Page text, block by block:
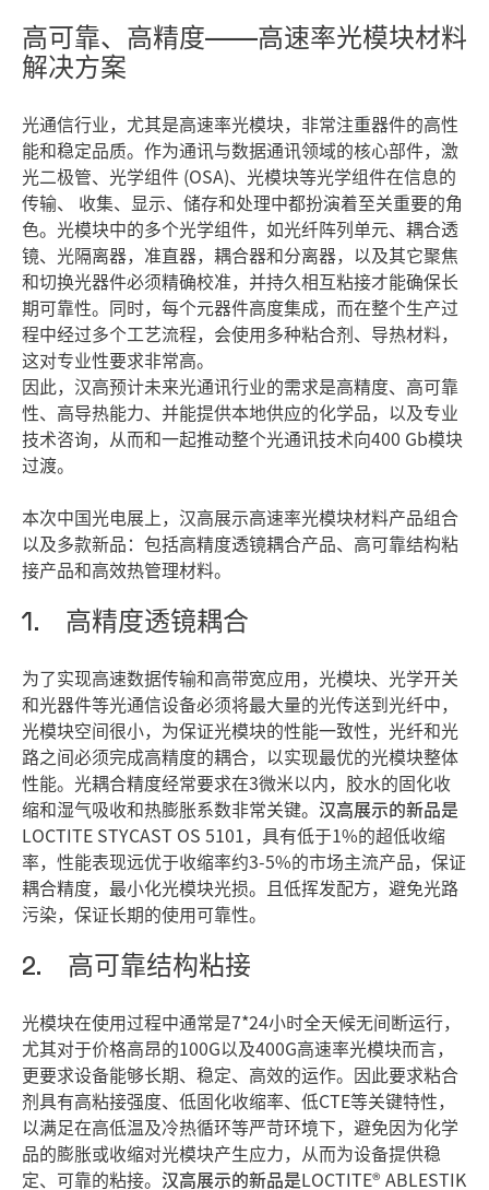
高可靠、高精度——高速率光模块材料
解决方案
光通信行业，尤其是高速率光模块，非常注重器件的高性
能和稳定品质。作为通讯与数据通讯领域的核心部件，激
光二极管、光学组件 (OSA)、光模块等光学组件在信息的
传输、 收集、显示、储存和处理中都扮演着至关重要的角
色。光模块中的多个光学组件，如光纤阵列单元、耦合透
镜、光隔离器，准直器，耦合器和分离器，以及其它聚焦
和切换光器件必须精确校准，并持久相互粘接才能确保长
期可靠性。同时，每个元器件高度集成，而在整个生产过
程中经过多个工艺流程，会使用多种粘合剂、导热材料，
这对专业性要求非常高。
因此，汉高预计未来光通讯行业的需求是高精度、高可靠
性、高导热能力、并能提供本地供应的化学品，以及专业
技术咨询，从而和一起推动整个光通讯技术向400 Gb模块
过渡。
本次中国光电展上，汉高展示高速率光模块材料产品组合
以及多款新品：包括高精度透镜耦合产品、高可靠结构粘
接产品和高效热管理材料。
1. 高精度透镜耦合
为了实现高速数据传输和高带宽应用，光模块、光学开关
和光器件等光通信设备必须将最大量的光传送到光纤中，
光模块空间很小，为保证光模块的性能一致性，光纤和光
路之间必须完成高精度的耦合，以实现最优的光模块整体
性能。光耦合精度经常要求在3微米以内，胶水的固化收
缩和湿气吸收和热膨胀系数非常关键。 汉高展示的新品是
LOCTITE STYCAST OS 5101，具有低于1%的超低收缩
率，性能表现远优于收缩率约3-5%的市场主流产品，保证
耦合精度，最小化光模块光损。且低挥发配方，避免光路
污染，保证长期的使用可靠性。
2. 高可靠结构粘接
光模块在使用过程中通常是7*24小时全天候无间断运行，
尤其对于价格高昂的100G以及400G高速率光模块而言，
更要求设备能够长期、稳定、高效的运作。因此要求粘合
剂具有高粘接强度、低固化收缩率、低CTE等关键特性，
以满足在高低温及冷热循环等严苛环境下，避免因为化学
品的膨胀或收缩对光模块产生应力，从而为设备提供稳
定、可靠的粘接。 汉高展示的新品是LOCTITE® ABLESTIK